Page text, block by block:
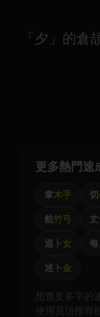
「夕」的
更多熱門速
韋木手 切
航竹弓 丈
巡 卜女 每
述 卜金
想查更多字的
使用頁頂搜尋